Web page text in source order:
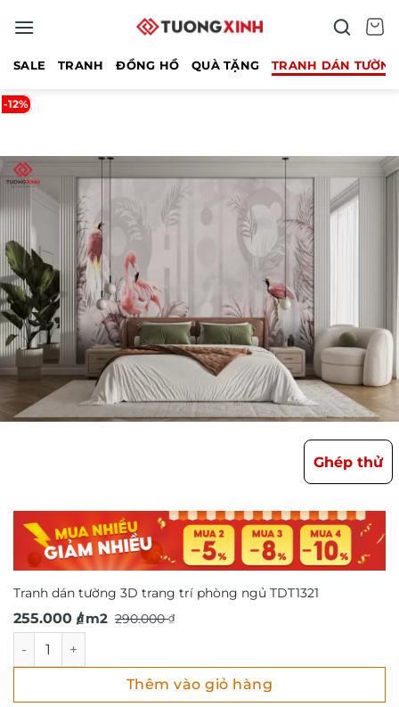
qua
SALE TRANH ĐỒNG HỒ QUÀ TẶNG TRANH DÁN
-12%
Ghép thử
Tranh dán tường 3D trang trí phòng ngủ TDT1321
290.000₫
Giá
là:
290.000 ₫.
255.000 ₫
Giá
tại
là:
/ m2
Tranh dán tường 3D trang trí phòng ngủ TDT1321 số lượng
Thêm vào giỏ hàng